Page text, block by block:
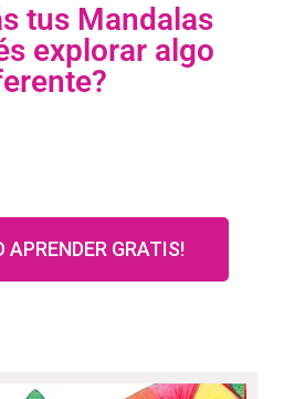
tus Mandalas
explorar algo
APRENDER GRATIS!